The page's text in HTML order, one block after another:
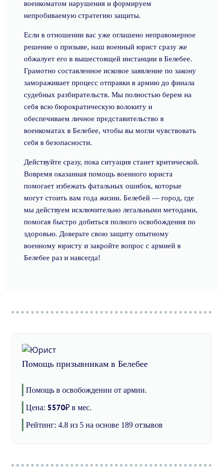
военкоматом нарушения и формируем
непробиваемую стратегию защиты.
Если в отношении вас уже оглашено неправомерное
решение о призыве, наш военный юрист сразу же
обжалует его в вышестоящей инстанции в Белебее.
Грамотно составленное исковое заявление по закону
замораживает процесс отправки в армию до финала
судебных разбирательств. Мы полностью берем на
себя всю бюрократическую волокиту и
обеспечиваем личное представительство в
военкоматах в Белебее, чтобы вы могли чувствовать
себя в безопасности.
Действуйте сразу, пока ситуация станет критической.
Вовремя оказанная помощь военного юриста
помогает избежать фатальных ошибок, которые
могут стоить вам года жизни. Белебей — город, где
мы действуем исключительно легальными методами,
помогая быстро добиться полного освобождения по
здоровью. Доверьте свою защиту опытному
военному юристу и закройте вопрос с армией в
Белебее раз и навсегда!
Помощь призывникам в Белебее
Помощь в освобождении от армии.
Цена: 5570₽ в мес.
Рейтинг: 4.8 из 5 на основе 189 отзывов